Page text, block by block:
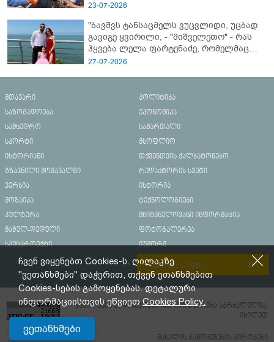
23-07-2026
"ბავშვს ტანსაცმელს ვუცვლიდი, უცბად
გავიგე ყვირილი, - "მიშველეთო" - რას
ჰყვება ლელა ფარტენაძე, რომელმაც
ბათუმში 16 წლის ბიჭი ზღვაში
27-07-2026
მთავარი
პოლიტიკა
საზოგადოება
ეკონომიკა
სამხედრო
სამართალი
სპორტი
მსოფლიო
ისტორიანი
თქვენთვის ქალბატონებო
გზავნილი მომავალში
რედაქტორის სვეტი
ვერსია
ისტორია
მოზაიკა
ტექნოლოგიები
კულტურა
მნიშვნელოვანი ინფორმაცია
მამულ-დედული
ფოტოგალერეა
სპეცპროექტი
იუმორი
რეკლამა საიტზე
მასალების გადაბეჭდვა/რეპროდუცირება აკრძალულია,
იხილეთ
მასალის გამოყენების პირობები
ჩვენ ვიყენებთ Cookies-ს. ღილაკზე
"ვეთანხმები" დაჭერით, თქვენ ეთანხმებით
Cookies-სების გამოყენებას. დეტალური
ინფორმაციისთვის ეწვიეთCookies Policy.
ვეთანხმები